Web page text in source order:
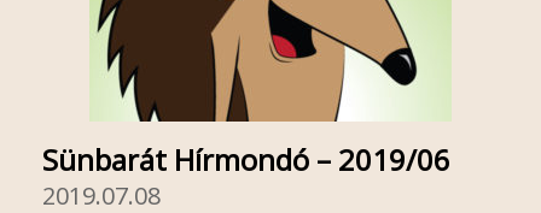
Sünbarát Hírmondó – 2019/06
2019.07.08